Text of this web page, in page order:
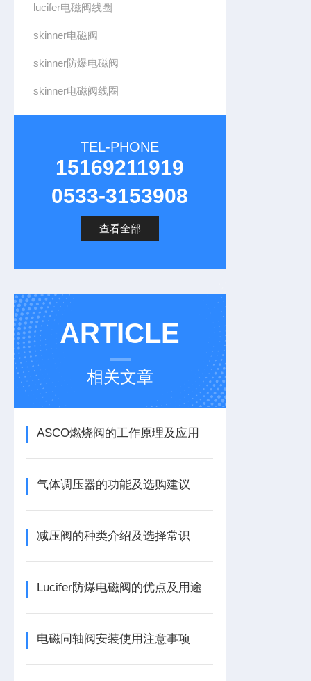
lucifer电磁阀线圈
skinner电磁阀
skinner防爆电磁阀
skinner电磁阀线圈
TEL-PHONE
15169211919
0533-3153908
查看全部
ARTICLE
相关文章
ASCO燃烧阀的工作原理及应用
气体调压器的功能及选购建议
减压阀的种类介绍及选择常识
Lucifer防爆电磁阀的优点及用途
电磁同轴阀安装使用注意事项